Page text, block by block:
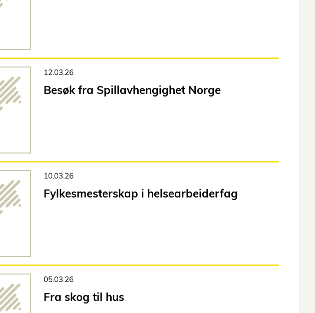
12.03.26
Besøk fra Spillavhengighet Norge
10.03.26
Fylkesmesterskap i helsearbeiderfag
05.03.26
Fra skog til hus